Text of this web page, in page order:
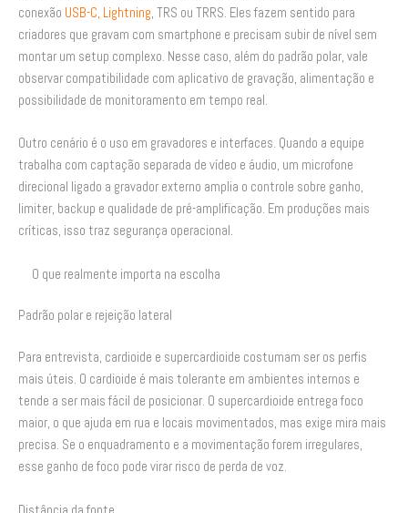
conexão USB-C, Lightning, TRS ou TRRS. Eles fazem sentido para
criadores que gravam com smartphone e precisam subir de nível sem
montar um setup complexo. Nesse caso, além do padrão polar, vale
observar compatibilidade com aplicativo de gravação, alimentação e
possibilidade de monitoramento em tempo real.
Outro cenário é o uso em gravadores e interfaces. Quando a equipe
trabalha com captação separada de vídeo e áudio, um microfone
direcional ligado a gravador externo amplia o controle sobre ganho,
limiter, backup e qualidade de pré-amplificação. Em produções mais
críticas, isso traz segurança operacional.
O que realmente importa na escolha
Padrão polar e rejeição lateral
Para entrevista, cardioide e supercardioide costumam ser os perfis
mais úteis. O cardioide é mais tolerante em ambientes internos e
tende a ser mais fácil de posicionar. O supercardioide entrega foco
maior, o que ajuda em rua e locais movimentados, mas exige mira mais
precisa. Se o enquadramento e a movimentação forem irregulares,
esse ganho de foco pode virar risco de perda de voz.